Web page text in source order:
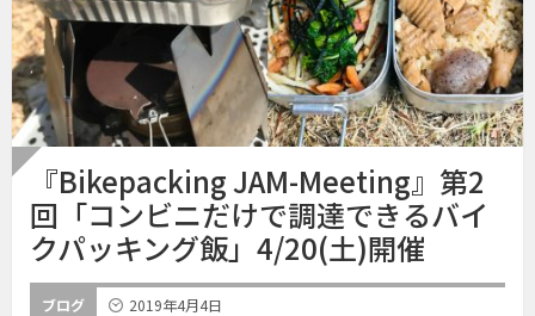
『Bikepacking JAM-Meeting』第2
回「コンビニだけで調達できるバイ
クパッキング飯」4/20(土)開催
ブログ
2019年4月4日